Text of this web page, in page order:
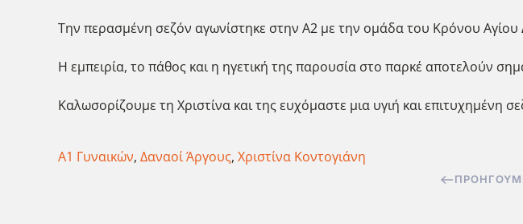
Την περασμένη σεζόν αγωνίστηκε στην Α2 με την ομάδα του Κρόνου
Η εμπειρία, το πάθος και η ηγετική της παρουσία στο παρκέ αποτελούν
Καλωσορίζουμε τη Χριστίνα και της ευχόμαστε μια υγιή και επιτυχημένη
Α1 Γυναικών, Δαναοί Άργους, Χριστίνα Κοντογιάνη